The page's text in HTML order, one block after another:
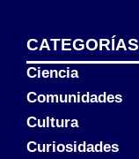
CATEGORÍAS
Ciencia
Comunidades
Cultura
Curiosidades